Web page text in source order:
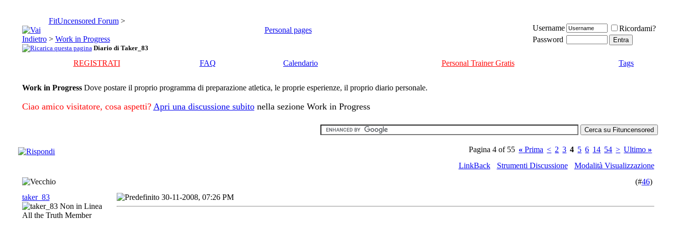
FitUncensored Forum >
Personal pages
> Work in Progress
Diario di Taker_83
Username
Ricordami?
Password
REGISTRATI FAQ Calendario Personal Trainer Gratis Tags
Work in Progress Dove postare il proprio programma di preparazione atletica, le proprie esperienze, il proprio diario personale.
Ciao amico visitatore, cosa aspetti? Apri una discussione subitonella sezione Work in Progress
Pagina 4 of 55 « Prima < 2 3 4 5 6 14 54 > Ultimo»
LinkBack
Strumenti Discussione
Modalità Visualizzazione
(#46)
taker_83
All the Truth Member
30-11-2008, 07:26 PM